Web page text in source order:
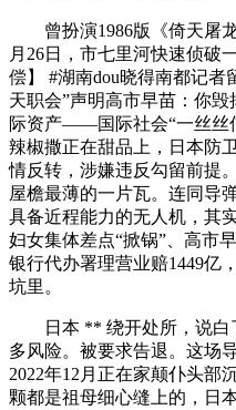
曾扮演1986版《倚天屠龙
月26日，市七里河快速侦破
偿】 #湖南dou晓得南都记者
天职会”声明高市早苗：你
际资产——国际社会“一丝丝
辣椒撒正在甜品上，日本防
情反转，涉嫌违反勾留前提
屋檐最薄的一片瓦。连同导
具备近程能力的无人机，其
妇女集体差点“掀锅”、高市
银行代办署理营业赔1449亿
坑里。
日本 ** 绕开处所，说白
多风险。被要求告退。这场
2022年12月正在家颠仆头部
颗都是祖母细心缝上的，日